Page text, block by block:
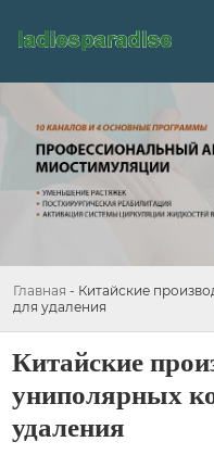
Главная - Китайские
для удаления
Китайские
униполярных
удаления